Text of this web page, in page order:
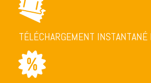
TÉLÉCHARGEMENT